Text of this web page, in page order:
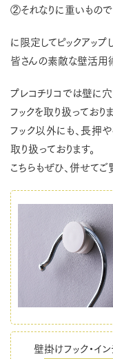
②それなりに重いもの
に限定してピックアップ
皆さんの素敵な壁活用
プレコチリコでは壁に
フックを取り扱っておりま
フック以外にも、長押
取り扱っております。
こちらもぜひ、併せてご
壁掛けフック・イ